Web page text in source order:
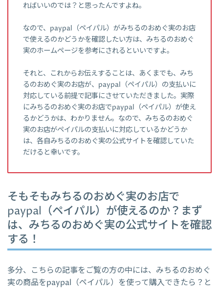
ればいいのでは？と思ったんですよね。
なので、paypal（ペイパル）がみちるのおめぐ実のお店
で使えるのかどうかを確認したい方は、みちるのおめぐ
実のホームページを参考にされるといいですよ。
それと、これからお伝えすることは、あくまでも、みち
るのおめぐ実のお店が、paypal（ペイパル）の支払いに
対応している前提で記事にさせていただきました。実際
にみちるのおめぐ実のお店でpaypal（ペイパル）が使え
るかどうかは、わかりません。なので、みちるのおめぐ
実のお店がペイパルの支払いに対応しているかどうか
は、各自みちるのおめぐ実の公式サイトを確認していた
だけると幸いです。
そもそもみちるのおめぐ実のお店で
paypal（ペイパル）が使えるのか？まず
は、みちるのおめぐ実の公式サイトを確認
する！
多分、こちらの記事をご覧の方の中には、みちるのおめぐ
実の商品をpaypal（ペイパル）を使って購入できたら？と